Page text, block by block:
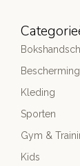
Bescherming
Kleding
Sporten
Gym &
Kids